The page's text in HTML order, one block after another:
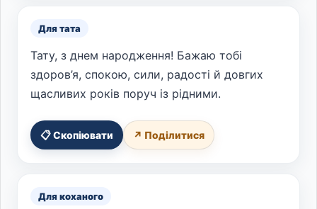
Для тата
Тату, з днем народження! Бажаю тобі
здоров’я, спокою, сили, радості й довгих
щасливих років поруч із рідними.
📋 Скопіювати ↗ Поділитися
Для коханого